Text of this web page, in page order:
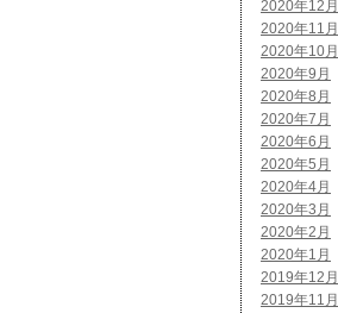
2020年12月
2020年11月
2020年10月
2020年9月
2020年8月
2020年7月
2020年6月
2020年5月
2020年4月
2020年3月
2020年2月
2020年1月
2019年12月
2019年11月